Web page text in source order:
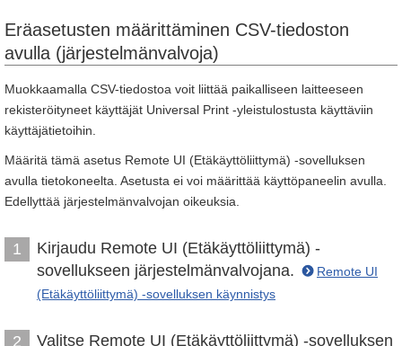
Eräasetusten määrittäminen CSV-tiedoston
avulla (järjestelmänvalvoja)
Muokkaamalla CSV-tiedostoa voit liittää paikalliseen laitteeseen
rekisteröityneet käyttäjät Universal Print -yleistulostusta käyttäviin
käyttäjätietoihin.
Määritä tämä asetus Remote UI (Etäkäyttöliittymä) -sovelluksen
avulla tietokoneelta. Asetusta ei voi määrittää käyttöpaneelin avulla.
Edellyttää järjestelmänvalvojan oikeuksia.
1
Kirjaudu Remote UI (Etäkäyttöliittymä) -
sovellukseen järjestelmänvalvojana.
Remote UI
(Etäkäyttöliittymä) -sovelluksen käynnistys
2
Valitse Remote UI (Etäkäyttöliittymä) -sovelluksen